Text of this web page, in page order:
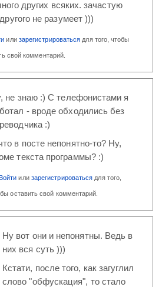
других всяких. зачастую
не разумеет )))
или зарегистрироваться для того, чтобы
свой комментарий.
не знаю :) С телефонистами я
- вроде обходились без
:)
в посте непонятно-то? Ну,
текста программы? :)
или зарегистрироваться для того,
оставить свой комментарий.
Ну вот они и непонятны. Ведь в
них вся суть )))
Кстати, после того, как загуглил
слово "обфускация", то стало